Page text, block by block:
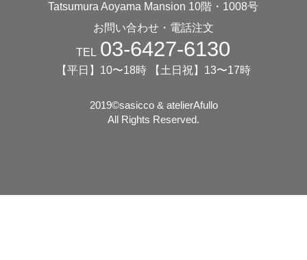
Tatsumura Aoyama Mansion 10階・1008号
お問い合わせ・電話注文
TEL 03-6427-6130
【平日】10〜18時 【土日祝】13〜17時
2019©️sasicco & atelierAfullo
All Rights Reserved.